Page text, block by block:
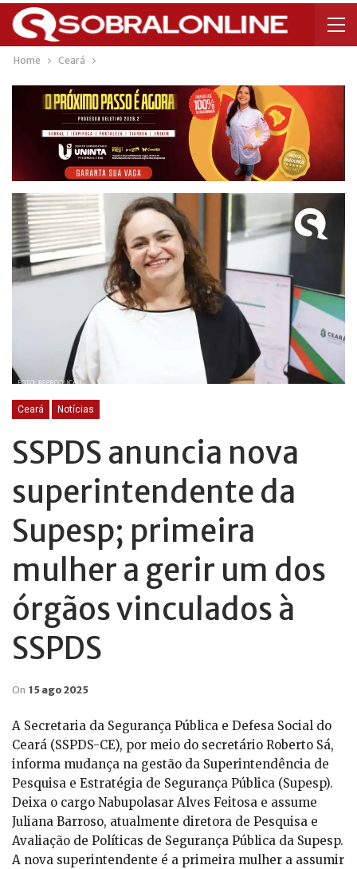
Home Ceará
Ceará Notícias
SSPDS anuncia nova
superintendente da
Supesp; primeira
mulher a gerir um dos
órgãos vinculados à
SSPDS
On 15 ago 2025
A Secretaria da Segurança Pública e Defesa Social do
Ceará (SSPDS-CE), por meio do secretário Roberto Sá,
informa mudança na gestão da Superintendência de
Pesquisa e Estratégia de Segurança Pública (Supesp).
Deixa o cargo Nabupolasar Alves Feitosa e assume
Juliana Barroso, atualmente diretora de Pesquisa e
Avaliação de Políticas de Segurança Pública da Supesp.
A nova superintendente é a primeira mulher a assumir